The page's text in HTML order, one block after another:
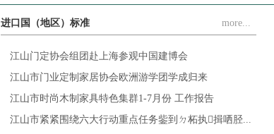
进口国（地区）标准 more...
江山门定协会组团赴上海参观中国建博会
江山市门业定制家居协会欧洲游学团学成归来
江山市时尚木制家具特色集群1-7月份 工作报告
江山市紧紧围绕六大行动重点任务鈭到ㄉ柘执揖哂胫...